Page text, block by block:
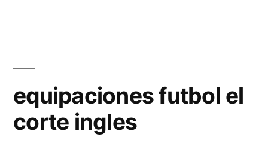
equipaciones futbol el
corte ingles